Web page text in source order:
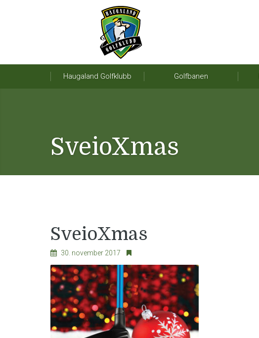
Haugaland Golfklubb Golfbanen
SveioXmas
SveioXmas
30. november 2017